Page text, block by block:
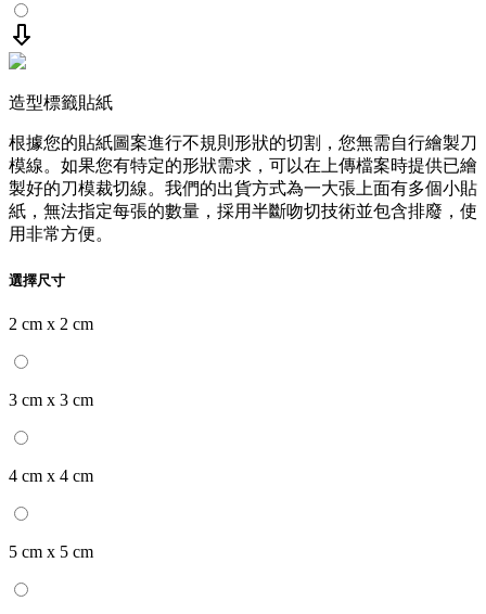
造型標籤貼紙
根據您的貼紙圖案進行不規則形狀的切割，您無需自行繪製刀
模線。如果您有特定的形狀需求，可以在上傳檔案時提供已繪
製好的刀模裁切線。我們的出貨方式為一大張上面有多個小貼
紙，無法指定每張的數量，採用半斷吻切技術並包含排廢，使
用非常方便。
選擇尺寸
2 cm x 2 cm
3 cm x 3 cm
4 cm x 4 cm
5 cm x 5 cm